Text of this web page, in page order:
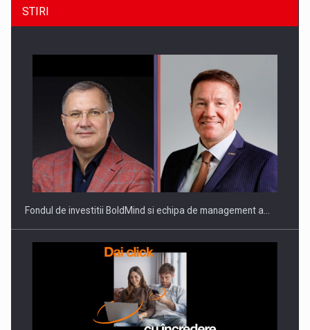
ROOTED IN ROMANIA, BUILT TO DELIVER TECHNOLOGY FOR
THE…
STIRI
Fondul de investitii BoldMind si echipa de management a…